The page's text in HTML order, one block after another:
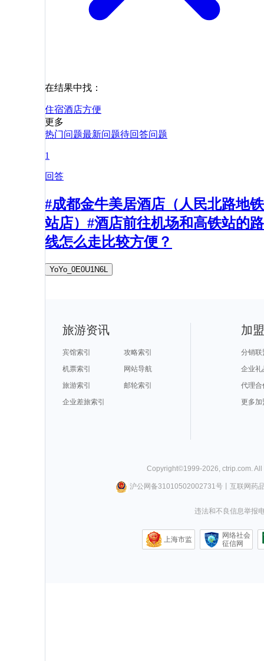
在结果中找：
住宿酒店方便
更多
热门问题最新问题待回答问题
1
回答
#成都金牛美居酒店（人民北路地铁
站店）#酒店前往机场和高铁站的路
线怎么走比较方便？
YoYo_0E0U1N6L
旅游资讯
宾馆索引
攻略索引
机票索引
网站导航
旅游索引
邮轮索引
企业差旅索引
加
分销联
企业礼
代理合
更多加
Copyright©1999-2026 ctrip.com .
沪公网备31010502002731号丨 互联网药
违法和不良信息举报
上海市监
网络社会
征信网